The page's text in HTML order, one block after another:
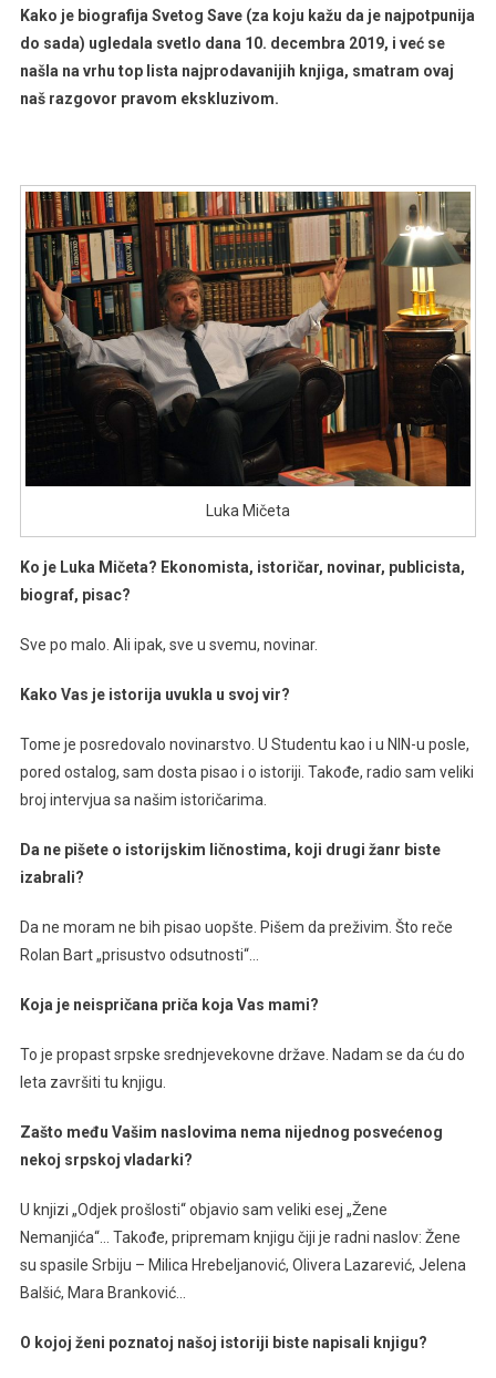
Kako je biografija Svetog Save (za koju kažu da je najpotpunija
do sada) ugledala svetlo dana 10. decembra 2019, i već se
našla na vrhu top lista najprodavanijih knjiga, smatram ovaj
naš razgovor pravom ekskluzivom.
Luka Mičeta
Ko je Luka Mičeta? Ekonomista, istoričar, novinar, publicista,
biograf, pisac?
Sve po malo. Ali ipak, sve u svemu, novinar.
Kako Vas je istorija uvukla u svoj vir?
Tome je posredovalo novinarstvo. U Studentu kao i u NIN-u posle,
pored ostalog, sam dosta pisao i o istoriji. Takođe, radio sam veliki
broj intervjua sa našim istoričarima.
Da ne pišete o istorijskim ličnostima, koji drugi žanr biste
izabrali?
Da ne moram ne bih pisao uopšte. Pišem da preživim. Što reče
Rolan Bart „prisustvo odsutnosti“…
Koja je neispričana priča koja Vas mami?
To je propast srpske srednjevekovne države. Nadam se da ću do
leta završiti tu knjigu.
Zašto među Vašim naslovima nema nijednog posvećenog
nekoj srpskoj vladarki?
U knjizi „Odjek prošlosti“ objavio sam veliki esej „Žene
Nemanjića“… Takođe, pripremam knjigu čiji je radni naslov: Žene
su spasile Srbiju – Milica Hrebeljanović, Olivera Lazarević, Jelena
Balšić, Mara Branković…
O kojoj ženi poznatoj našoj istoriji biste napisali knjigu?